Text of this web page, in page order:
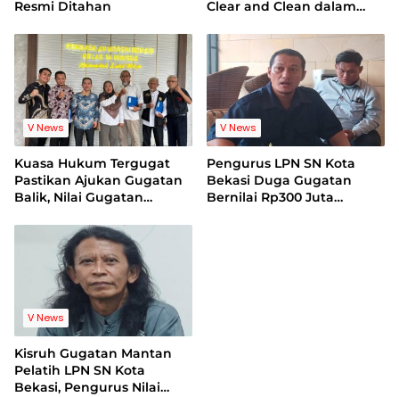
Resmi Ditahan
Clear and Clean dalam
Kuansing
V News
Kuasa Hukum Tergugat
Pastikan Ajukan Gugatan
Balik, Nilai Gugatan
Legal Standing
V News
Pengurus LPN SN Kota
Bekasi Duga Gugatan
Bernilai Rp300 Juta
V News
Kisruh Gugatan Mantan
Pelatih LPN SN Kota
Bekasi, Pengurus Nilai